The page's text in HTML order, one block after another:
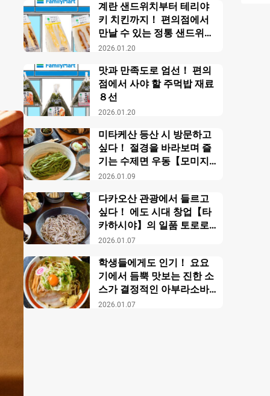
2026.01.20
계란 샌드위치부터 테리야
키 치킨까지！ 편의점에서
만날 수 있는 정통 샌드위치
【패밀리마트】
2026.01.20
맛과 만족도로 엄선！ 편의
점에서 사야 할 주먹밥 재료
８선
2026.01.09
미타케산 등산 시 방문하고
싶다！ 절경을 바라보며 즐
기는 수제면 우동【모미지
야】
2026.01.07
다카오산 관광에서 들르고
싶다！ 에도 시대 창업【타
카하시야】의 일품 토로로
소바
2026.01.07
학생들에게도 인기！ 요요
기에서 듬뿍 맛보는 진한 소
스가 결정적인 아부라소바
【무사시노 아부라 각카